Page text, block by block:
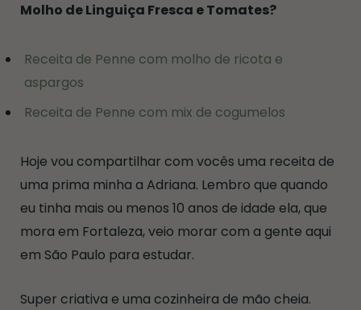
Molho de Linguiça Fresca e Tomates?
Receita de Penne com molho de ricota e
aspargos
Receita de Penne com mix de cogumelos
Hoje vou compartilhar com vocês uma receita de
uma prima minha a Adriana. Lembro que quando
eu tinha mais ou menos 10 anos de idade ela, que
mora em Fortaleza, veio morar com a gente aqui
em São Paulo para estudar.
Super criativa e uma cozinheira de mão cheia.